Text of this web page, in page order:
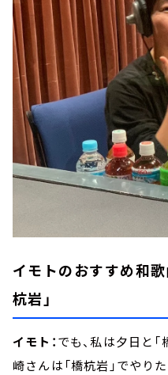
イモトのおすすめ和
杭岩」
イモト：でも、私は夕日と「
崎さんは「橋杭岩」でやり